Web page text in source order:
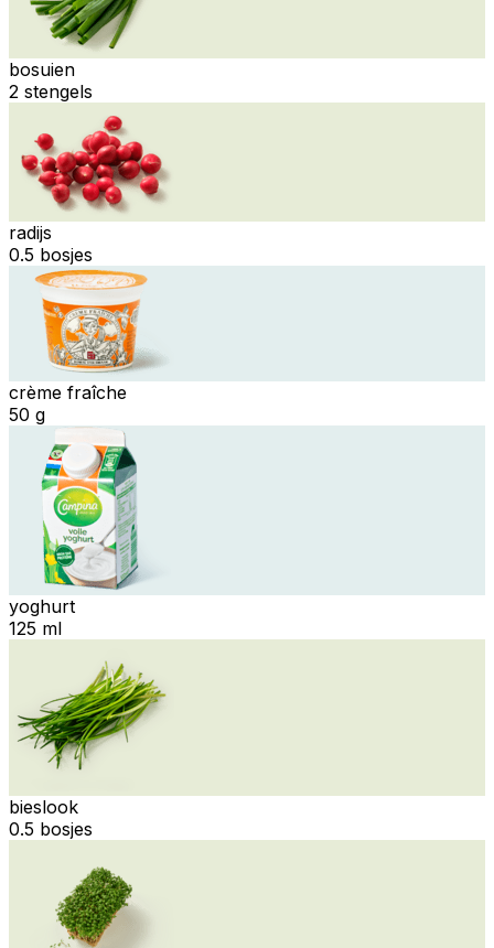
bosuien
2 stengels
radijs
0.5 bosjes
crème fraîche
50 g
yoghurt
125 ml
bieslook
0.5 bosjes